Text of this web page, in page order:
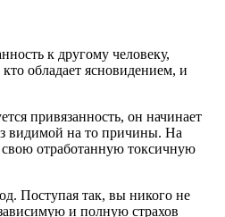
к другому человеку,
обладает ясновидением, и
привязанность, он начинает
видимой на то причины. На
свою отработанную токсичную
Поступая так, вы никого не
и полную страхов